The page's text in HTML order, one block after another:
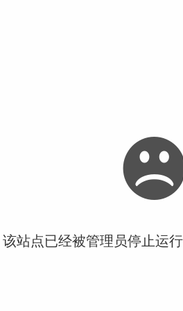
站点已经被管理员停止运